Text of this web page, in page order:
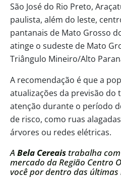
São José do Rio Preto,
paulista, além do leste,
pantanais de Mato Grosso
atinge o sudeste de Mato
Triângulo Mineiro/Alto
A recomendação é que a
atualizações da previsão do
atenção durante o período
de risco, como ruas
árvores ou redes elétricas.
A Bela Cereais trabalha
mercado da Região Centro
você por dentro das últimas